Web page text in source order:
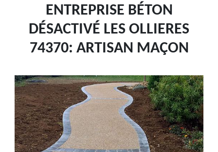
ENTREPRISE BÉTON
DÉSACTIVÉ LES OLLIERES
74370: ARTISAN MAÇON